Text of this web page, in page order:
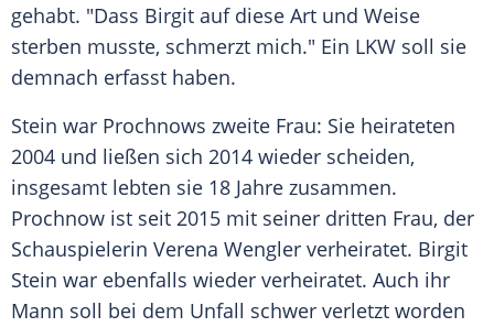
gehabt. "Dass Birgit auf diese Art und Weise
sterben musste, schmerzt mich." Ein LKW soll sie
demnach erfasst haben.
Stein war Prochnows zweite Frau: Sie heirateten
2004 und ließen sich 2014 wieder scheiden,
insgesamt lebten sie 18 Jahre zusammen.
Prochnow ist seit 2015 mit seiner dritten Frau, der
Schauspielerin Verena Wengler verheiratet. Birgit
Stein war ebenfalls wieder verheiratet. Auch ihr
Mann soll bei dem Unfall schwer verletzt worden